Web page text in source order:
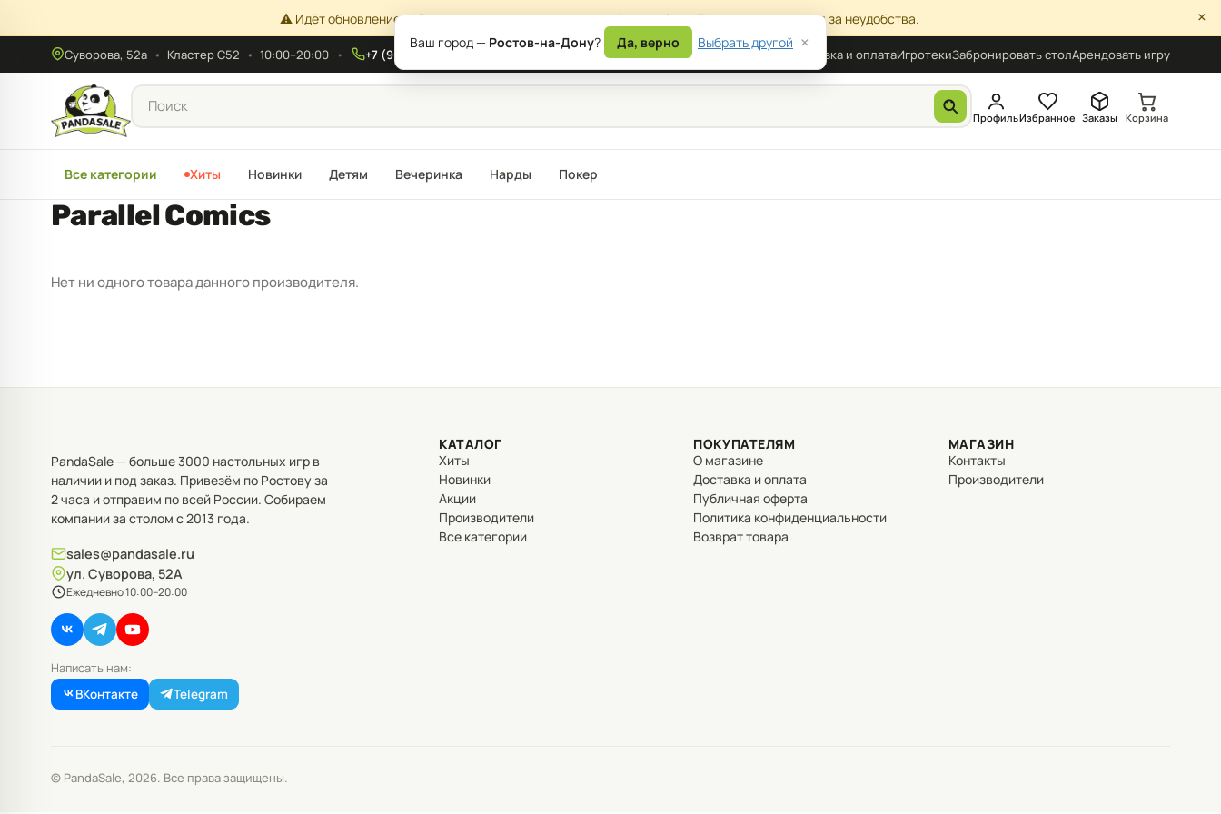
⚠️ Идёт обновление сайта — возможны временные ошибки в работе. Приносим извинения за неудобства. ×
Суворова, 52а • Кластер С52 • 10:00–20:00 +7 (908) 177-87-17 Доставка и оплатаИгротекиЗабронировать столАрендовать игру
ПрофильИзбранное Заказы Корзина
Все категории Хиты Новинки Детям Вечеринка Нарды Покер
Parallel Comics
Нет ни одного товара данного производителя.
PandaSale — больше 3000 настольных игр в
наличии и под заказ. Привезём по Ростову за
2 часа и отправим по всей России. Собираем
компании за столом с 2013 года.
sales@pandasale.ru
ул. Суворова, 52А
Ежедневно 10:00–20:00
Написать нам:
ВКонтакте
Telegram
КАТАЛОГ
Хиты
Новинки
Акции
Производители
Все категории
ПОКУПАТЕЛЯМ
О магазине
Доставка и оплата
Публичная оферта
Политика конфиденциальности
Возврат товара
МАГАЗИН
Контакты
Производители
© PandaSale, 2026. Все права защищены.
Ваш город — Ростов-на-Дону? Да, верно Выбрать другой ×